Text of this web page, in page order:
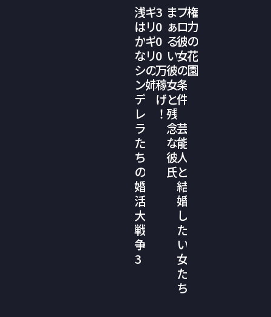
浅
は
か
な
シ
ン
デ
レ
ラ
た
ち
の
婚
活
大
戦
争
3
ギ
リ
ギ
リ
の
姉
3
0
0
0
万
稼
げ
！
ま
ぁ
る
い
彼
女
と
残
念
な
彼
氏
プ
ロ
彼
女
の
条
件
芸
能
人
と
結
婚
し
た
い
女
た
ち
権
力
の
花
園